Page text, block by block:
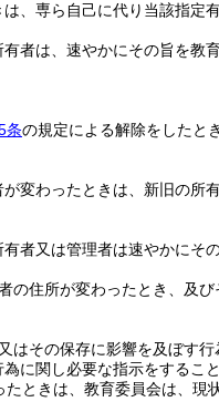
、専ら自己に代り当該指定
者は、速やかにその旨を教
条の規定による解除をしたと
変わったときは、新旧の
者又は管理者は速やかにそ
の住所が変わったとき、及
その保存に影響を及ぼす
に関し必要な指示をすること
たときは、教育委員会は、現